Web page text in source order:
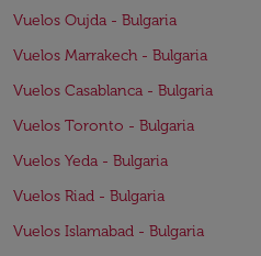
Vuelos Oujda - Bulgaria
Vuelos Marrakech - Bulgaria
Vuelos Casablanca - Bulgaria
Vuelos Toronto - Bulgaria
Vuelos Yeda - Bulgaria
Vuelos Riad - Bulgaria
Vuelos Islamabad - Bulgaria